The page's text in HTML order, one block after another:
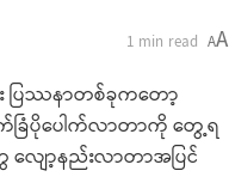
1 min read AA
ပြဿနာတစ်ခုကတော့
က်ခြံပိုပေါက်လာတာကို တွေ့ရ
လျော့နည်းလာတာအပြင်